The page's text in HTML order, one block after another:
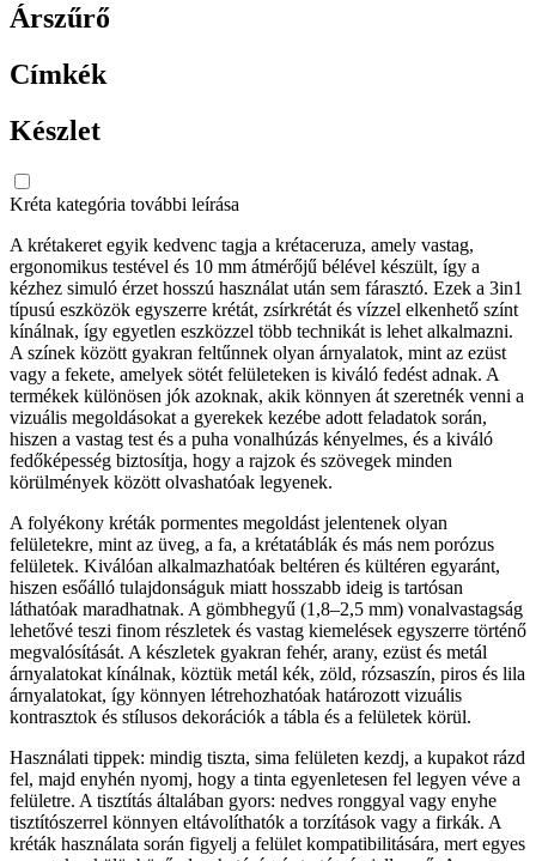
Árszűrő
Címkék
Készlet
Kréta kategória további leírása
A krétakeret egyik kedvenc tagja a krétaceruza, amely vastag,
ergonomikus testével és 10 mm átmérőjű bélével készült, így a
kézhez simuló érzet hosszú használat után sem fárasztó. Ezek a 3in1
típusú eszközök egyszerre krétát, zsírkrétát és vízzel elkenhető színt
kínálnak, így egyetlen eszközzel több technikát is lehet alkalmazni.
A színek között gyakran feltűnnek olyan árnyalatok, mint az ezüst
vagy a fekete, amelyek sötét felületeken is kiváló fedést adnak. A
termékek különösen jók azoknak, akik könnyen át szeretnék venni a
vizuális megoldásokat a gyerekek kezébe adott feladatok során,
hiszen a vastag test és a puha vonalhúzás kényelmes, és a kiváló
fedőképesség biztosítja, hogy a rajzok és szövegek minden
körülmények között olvashatóak legyenek.
A folyékony kréták pormentes megoldást jelentenek olyan
felületekre, mint az üveg, a fa, a krétatáblák és más nem porózus
felületek. Kiválóan alkalmazhatóak beltéren és kültéren egyaránt,
hiszen esőálló tulajdonságuk miatt hosszabb ideig is tartósan
láthatóak maradhatnak. A gömbhegyű (1,8–2,5 mm) vonalvastagság
lehetővé teszi finom részletek és vastag kiemelések egyszerre történő
megvalósítását. A készletek gyakran fehér, arany, ezüst és metál
árnyalatokat kínálnak, köztük metál kék, zöld, rózsaszín, piros és lila
árnyalatokat, így könnyen létrehozhatóak határozott vizuális
kontrasztok és stílusos dekorációk a tábla és a felületek körül.
Használati tippek: mindig tiszta, sima felületen kezdj, a kupakot rázd
fel, majd enyhén nyomj, hogy a tinta egyenletesen fel legyen véve a
felületre. A tisztítás általában gyors: nedves ronggyal vagy enyhe
tisztítószerrel könnyen eltávolíthatók a torzítások vagy a firkák. A
kréták használata során figyelj a felület kompatibilitására, mert egyes